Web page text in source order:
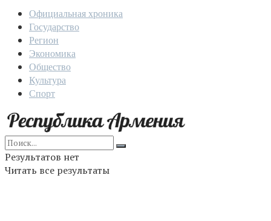
Официальная хроника
Государство
Регион
Экономика
Общество
Культура
Спорт
Результатов нет
Читать все результаты